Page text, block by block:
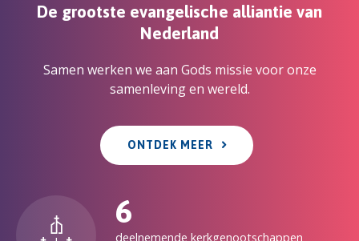
De grootste evangelische alliantie van
Nederland
Samen werken we aan Gods missie voor onze
samenleving en wereld.
ONTDEK MEER
6
deelnemende kerkgenootschappen